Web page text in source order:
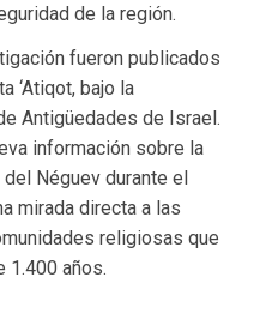
de la región.
fueron publicados
‘Atiqot, bajo la
Antigüedades de Israel.
información sobre la
Néguev durante el
mirada directa a las
religiosas que
1.400 años.